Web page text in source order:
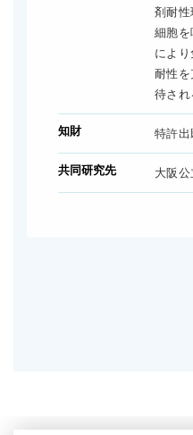
剤耐性
細胞
によ
耐性を
待され
知財 特許出
共同研究先 大阪